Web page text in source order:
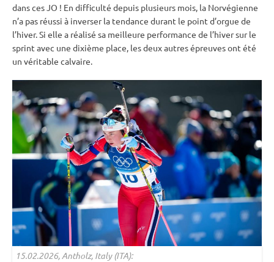
dans ces JO ! En difficulté depuis plusieurs mois, la Norvégienne
n’a pas réussi à inverser la tendance durant le point d’orgue de
l’hiver. Si elle a réalisé sa meilleure performance de l’hiver sur le
sprint avec une dixième place, les deux autres épreuves ont été
un véritable calvaire.
15.02.2026, Antholz, Italy (ITA):